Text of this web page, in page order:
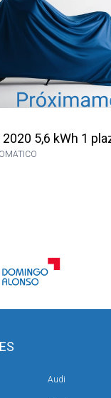
5,6 kWh 2
AUTOMATICO
Audi